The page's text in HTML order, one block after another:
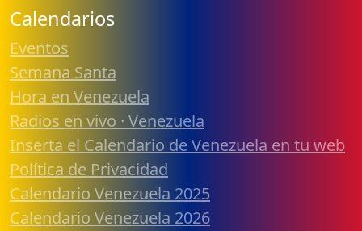
Calendarios
Eventos
Semana Santa
Hora en Venezuela
Radios en vivo · Venezuela
Inserta el Calendario de Venezuela en tu web
Política de Privacidad
Calendario Venezuela 2025
Calendario Venezuela 2026